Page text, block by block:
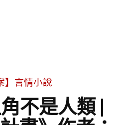
】言情小說
不是人類 |